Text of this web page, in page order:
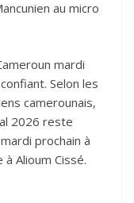
au micro
mardi
Selon les
camerounais,
2026 reste
prochain à
Alioum Cissé.